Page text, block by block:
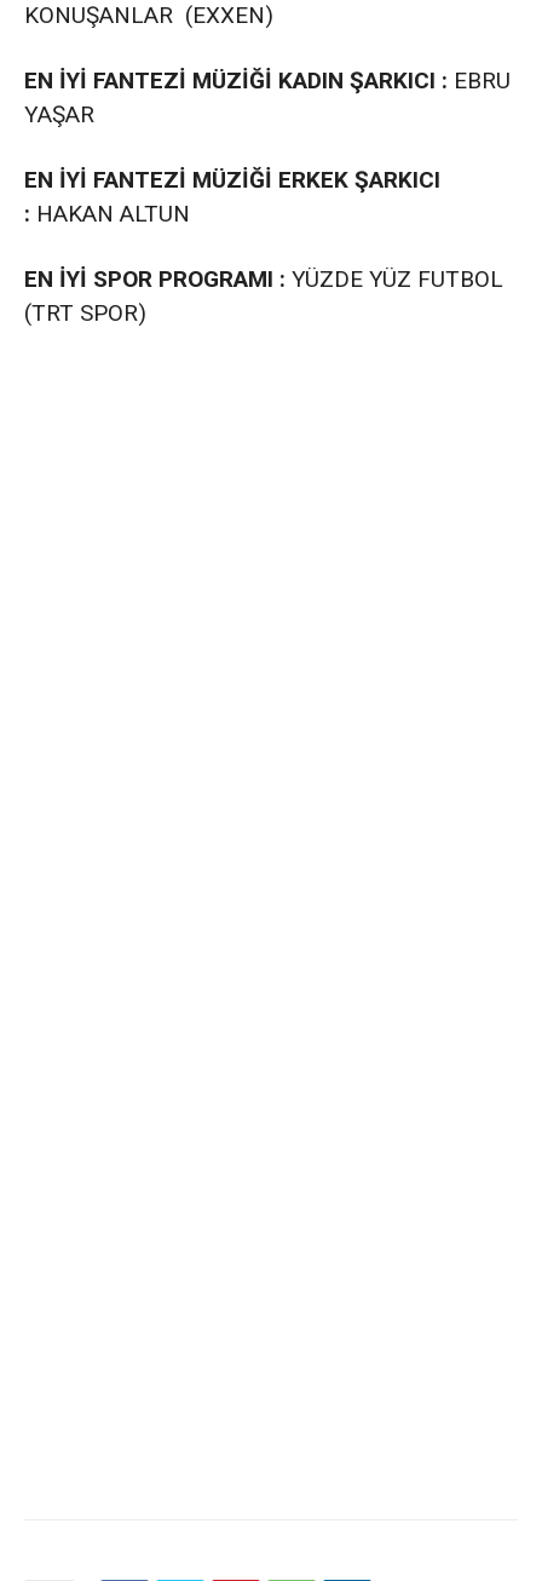
KONUŞANLAR (EXXEN)
EN İYİ FANTEZİ MÜZİĞİ KADIN ŞARKICI : EBRU
YAŞAR
EN İYİ FANTEZİ MÜZİĞİ ERKEK ŞARKICI
: HAKAN ALTUN
EN İYİ SPOR PROGRAMI : YÜZDE YÜZ FUTBOL
(TRT SPOR)